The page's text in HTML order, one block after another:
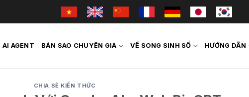
AI AGENT BẢN SAO CHUYÊN GIA VỀ SONG SINH SỐ HƯỚNG DẪN
CHIA SẺ KIẾN THỨC